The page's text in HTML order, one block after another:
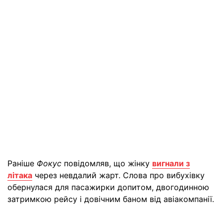
Раніше Фокус повідомляв, що жінку вигнали з
літака через невдалий жарт. Слова про вибухівку
обернулася для пасажирки допитом, двогодинною
затримкою рейсу і довічним баном від авіакомпанії.